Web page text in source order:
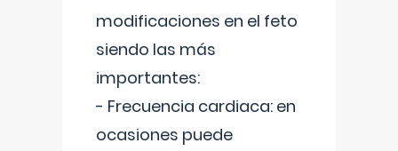
modificaciones en el feto
siendo las más
importantes:
- Frecuencia cardiaca: en
ocasiones puede